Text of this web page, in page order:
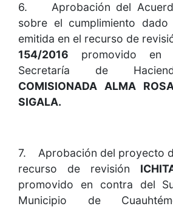
6. Aprobación del
sobre el cumplimiento
emitida en el recurso de
154/2016 promovido en
Secretaría de
COMISIONADA ALMA
SIGALA.
7. Aprobación del proyecto
recurso de revisión
promovido en contra del
Municipio de